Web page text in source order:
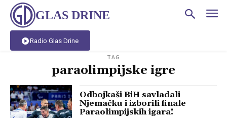
GLAS DRINE
Radio Glas Drine
TAG
paraolimpijske igre
Odbojkaši BiH savladali
Njemačku i izborili finale
Paraolimpijskih igara!